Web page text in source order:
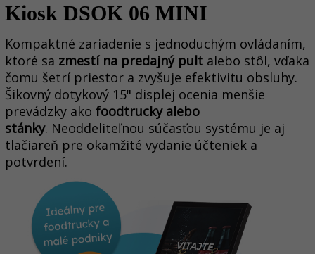
Kiosk DSOK 06 MINI
Kompaktné zariadenie s jednoduchým ovládaním,
ktoré sa zmestí na predajný pult alebo stôl, vďaka
čomu šetrí priestor a zvyšuje efektivitu obsluhy.
Šikovný dotykový 15" displej ocenia menšie
prevádzky ako foodtrucky alebo
stánky. Neoddeliteľnou súčasťou systému je aj
tlačiareň pre okamžité vydanie účteniek a
potvrdení.